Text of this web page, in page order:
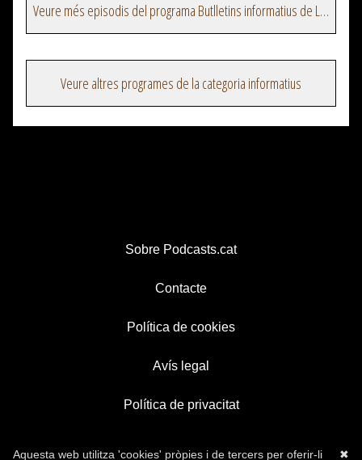
Veure més episodis del programa Butlletins informatius de La Xarxa
Veure altres programes de la categoria informatius
Sobre Podcasts.cat
Contacte
Política de cookies
Avís legal
Política de privacitat
✖
Aquesta web utilitza 'cookies' pròpies i de tercers per oferir-li